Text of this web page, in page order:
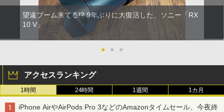
望遠ブーム来てる!? 9年ぶりに大復活した、ソニー「RX
10 V」
● ● ●
アクセスランキング
1時間 24時間 1週間 1カ月
iPhone AirやAirPods Pro 3などのAmazonタイムセール、今夜終